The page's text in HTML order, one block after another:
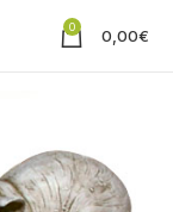
0 0,00€